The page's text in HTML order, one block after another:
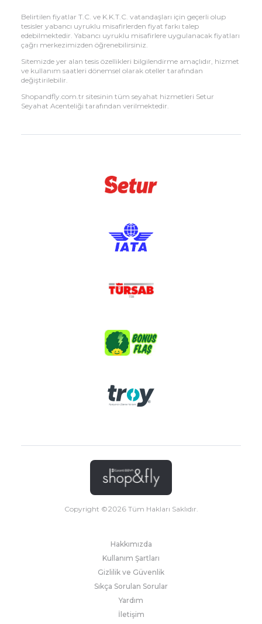
Belirtilen fiyatlar T.C. ve K.K.T.C. vatandaşları için geçerli olup
tesisler yabancı uyruklu misafirlerden fiyat farkı talep
edebilmektedir. Yabancı uyruklu misafirlere uygulanacak fiyatları
çağrı merkezimizden öğrenebilirsiniz.
Sitemizde yer alan tesis özellikleri bilgilendirme amaçlıdır, hizmet
ve kullanım saatleri dönemsel olarak oteller tarafından
değiştirilebilir.
Shopandfly.com.tr sitesinin tüm seyahat hizmetleri Setur
Seyahat Acenteliği tarafından verilmektedir.
Copyright ©2026Tüm Hakları Saklıdır.
Hakkımızda
Kullanım Şartları
Gizlilik ve Güvenlik
Sıkça Sorulan Sorular
Yardım
İletişim